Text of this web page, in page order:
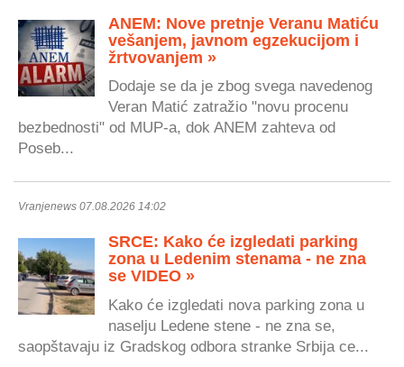
ANEM: Nove pretnje Veranu Matiću
vešanjem, javnom egzekucijom i
žrtvovanjem »
Dodaje se da je zbog svega navedenog
Veran Matić zatražio "novu procenu
bezbednosti" od MUP-a, dok ANEM zahteva od
Poseb...
Vranjenews 07.08.2026 14:02
SRCE: Kako će izgledati parking
zona u Ledenim stenama - ne zna
se VIDEO »
Kako će izgledati nova parking zona u
naselju Ledene stene - ne zna se,
saopštavaju iz Gradskog odbora stranke Srbija ce...